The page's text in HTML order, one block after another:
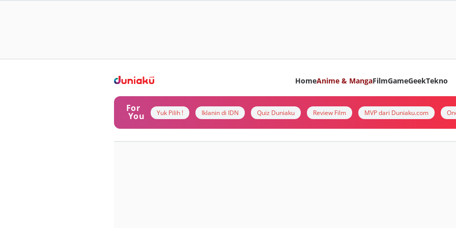
HomeAnime & MangaFilmGameGeekTekno
For
You Yuk Pilih ! Iklanin di IDN Quiz Duniaku Review Film MVP dari Duniaku.com